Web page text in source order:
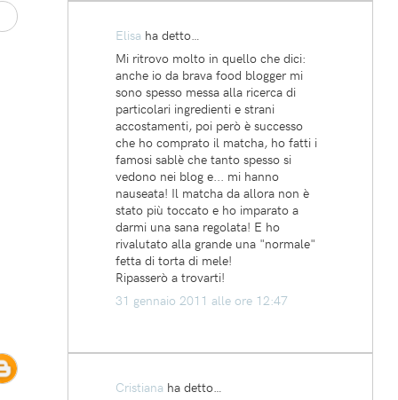
Elisa ha detto…
Mi ritrovo molto in quello che dici:
anche io da brava food blogger mi
sono spesso messa alla ricerca di
particolari ingredienti e strani
accostamenti, poi però è successo
che ho comprato il matcha, ho fatti i
famosi sablè che tanto spesso si
vedono nei blog e... mi hanno
nauseata! Il matcha da allora non è
stato più toccato e ho imparato a
darmi una sana regolata! E ho
rivalutato alla grande una "normale"
fetta di torta di mele!
Ripasserò a trovarti!
31 gennaio 2011 alle ore 12:47
Cristiana ha detto…